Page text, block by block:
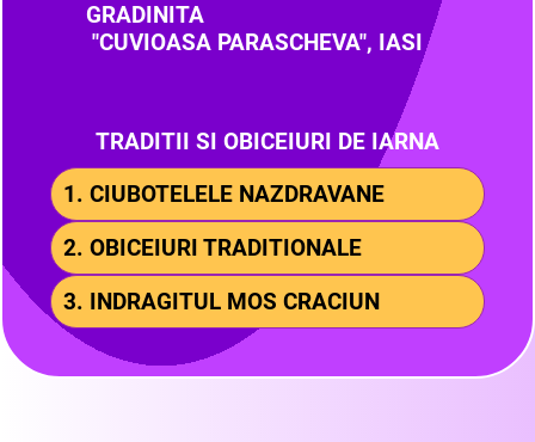
GRADINITA
"CUVIOASA PARASCHEVA", IASI
TRADITII SI OBICEIURI DE IARNA
1. CIUBOTELELE NAZDRAVANE
2. OBICEIURI TRADITIONALE
3. INDRAGITUL MOS CRACIUN